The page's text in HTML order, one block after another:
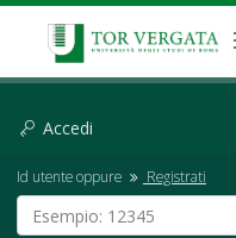
Accedi
Id utente oppure Registrati